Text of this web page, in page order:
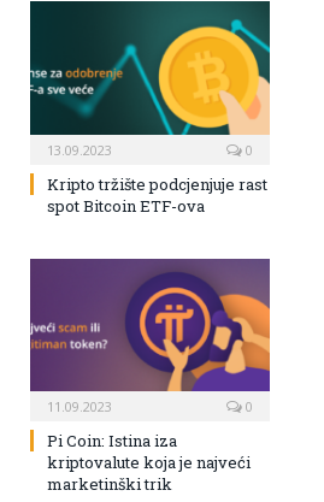
13.09.2023 0
Kripto tržište podcjenjuje rast
spot Bitcoin ETF-ova
11.09.2023 0
Pi Coin: Istina iza
kriptovalute koja je najveći
marketinški trik